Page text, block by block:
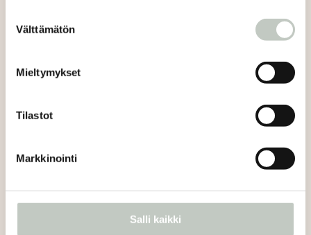
valinta
Välttämätön
Mieltymykset
Tilastot
Markkinointi
Salli kaikki